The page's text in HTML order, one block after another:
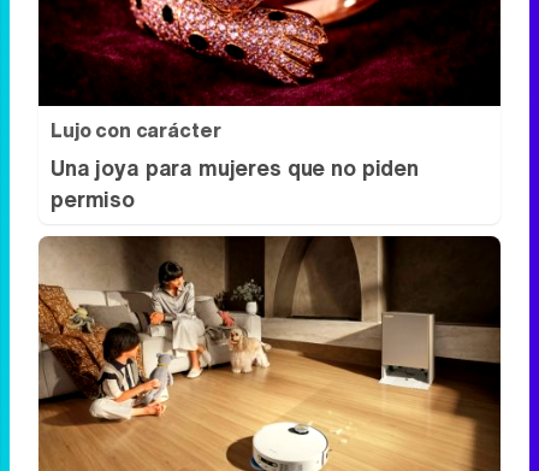
Lujo con carácter
Una joya para mujeres que no piden
permiso